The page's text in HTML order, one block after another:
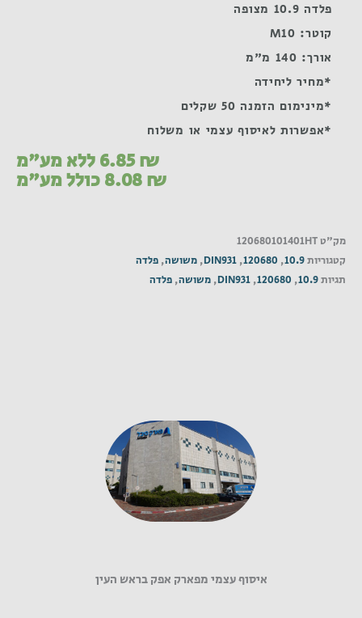
פלדה 10.9 מצופה
קוטר: M10
אורך: 140 מ"מ
*מחיר ליחידה
*מינימום הזמנה 50 שקלים
*אפשרות לאיסוף עצמי או משלוח
6.85₪ ללא מע"מ
8.08₪ כולל מע"מ
מק"ט120680101401HT
קטגוריות10.9
,
120680
,
DIN931
, משושה, פלדה
תגיות10.9
,
120680
,
DIN931
, משושה, פלדה
איסוף עצמי מפארק אפק בראש העין